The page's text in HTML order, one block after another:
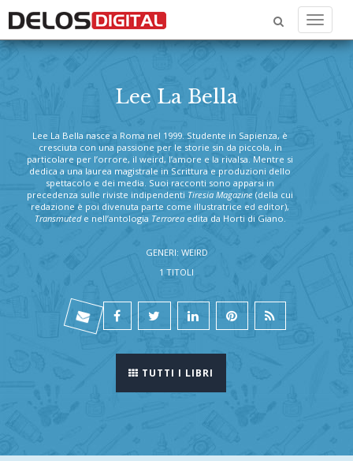
Menu
Lee La Bella
Lee La Bella nasce a Roma nel 1999. Studente in Sapienza, è
cresciuta con una passione per le storie sin da piccola, in
particolare per l’orrore, il weird, l’amore e la rivalsa. Mentre si
dedica a una laurea magistrale in Scrittura e produzioni dello
spettacolo e dei media. Suoi racconti sono apparsi in
precedenza sulle riviste indipendenti Tiresia Magazine (della cui
redazione è poi divenuta parte come illustratrice ed editor),
Transmutede nell’antologia Terroreaedita da Horti di Giano.
GENERI: WEIRD
1 TITOLI
TUTTI I LIBRI